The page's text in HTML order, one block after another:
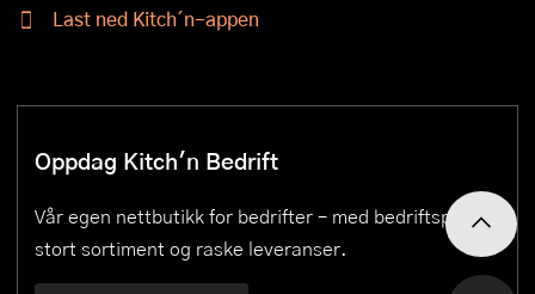
Last ned Kitch´n-appen
Oppdag Kitch'n Bedrift
Vår egen nettbutikk for bedrifter – med bedriftspriser,
stort sortiment og raske leveranser.